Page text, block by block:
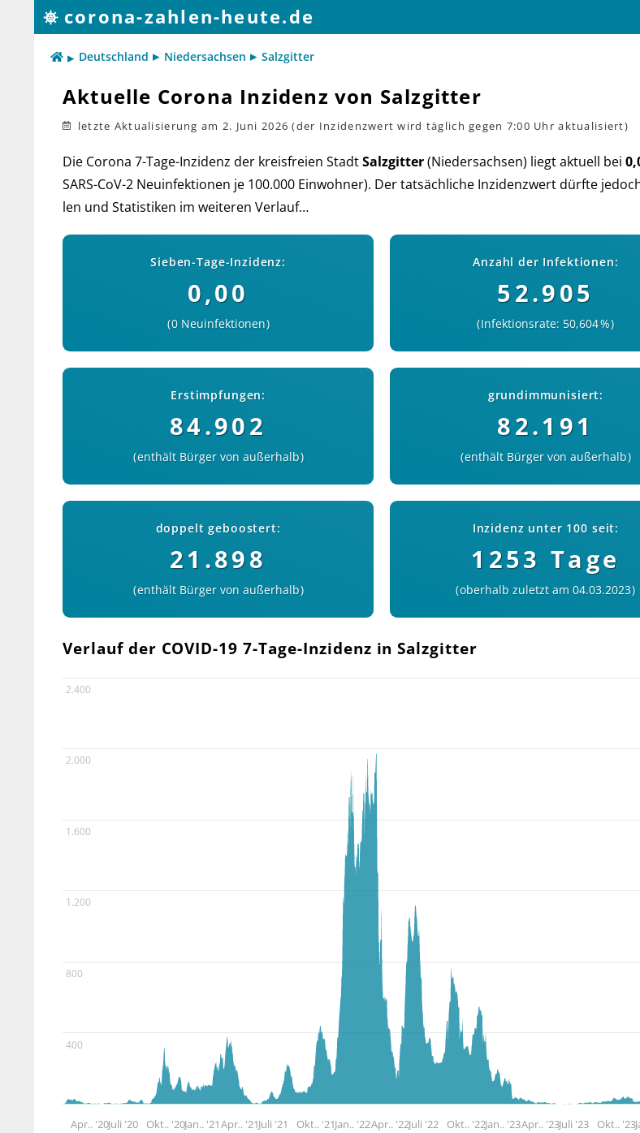
corona-zahlen-heute.de
Deutschland Niedersachsen Salzgitter
Aktuelle Corona Inzidenz von Salzgitter
letzte Aktualisierung am 2. Juni 2026
Die Corona 7-Tage-Inzidenz der kreis­freien StadtSalzgitter(Nie­der­sach­sen) liegt aktu­ell bei
SARS-CoV-2 Neu­in­fek­tio­nen je 100.000 Ein­woh­ner). Der tat­säch­liche In­zi­denz­wert dürf­te
len und Sta­tis­ti­ken im wei­teren Verlauf…
Sieben-Tage-Inzidenz:
0,00
0 Neuinfektionen
Anzahl der Infektionen:
52.905
Infektionsrate: 50,604 %
Erstimpfungen:
84.902
enthält Bürger von außerhalb
grundimmunisiert:
82.191
enthält Bürger von außerhalb
doppelt geboostert:
21.898
enthält Bürger von außerhalb
Inzidenz unter 100 seit:
1253 Tage
oberhalb zuletzt am 04.03.2023
Verlauf der COVID-19 7-Tage-Inzidenz in Salzgitter
400
800
1.200
1.600
2.000
2.400
Apr.. '20Juli '20 Okt.. '20Jan.. '21Apr.. '21Juli '21 Okt.. '21Jan.. '22Apr.. '22Juli '22 Okt.. '22Jan.. '23Apr.. '23Juli '23 Okt.. '23